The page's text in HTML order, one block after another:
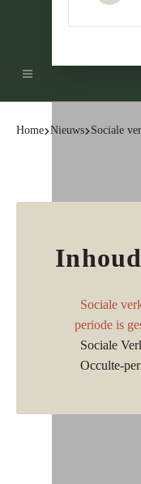
Home Nieuws Sociale
Sociale
periode is
Sociale
Occulte-